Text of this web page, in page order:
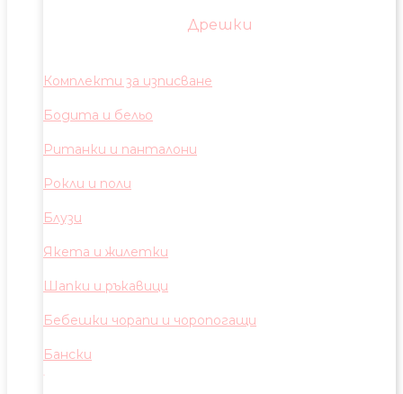
Дрешки
Комплекти за изписване
Бодита и бельо
Ританки и панталони
Рокли и поли
Блузи
Якета и жилетки
Шапки и ръкавици
Бебешки чорапи и чоропогащи
Бански